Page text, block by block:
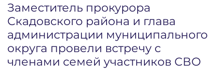
Заместитель прокурора
Скадовского района и глава
администрации муниципального
округа провели встречу с
членами семей участников СВО